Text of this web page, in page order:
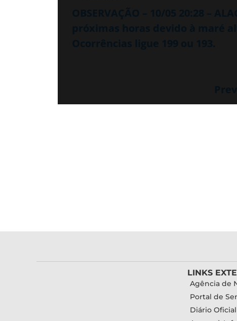
LINKS
Agência de
Portal de
Diário Oficial